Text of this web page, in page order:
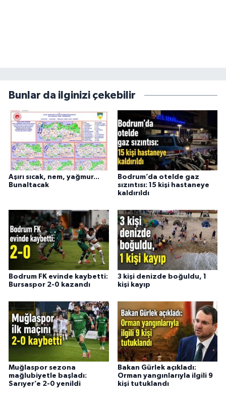
Bunlar da ilginizi çekebilir
Aşırı sıcak, nem, yağmur...
Bunaltacak
Bodrum’da otelde gaz
sızıntısı: 15 kişi hastaneye
kaldırıldı
Bodrum FK evinde kaybetti:
Bursaspor 2-0 kazandı
3 kişi denizde boğuldu, 1
kişi kayıp
Muğlaspor sezona
mağlubiyetle başladı:
Sarıyer’e 2-0 yenildi
Bakan Gürlek açıkladı:
Orman yangınlarıyla ilgili 9
kişi tutuklandı